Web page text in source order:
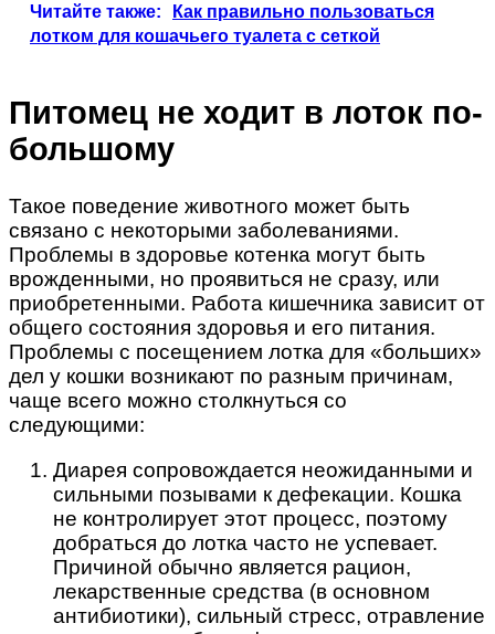
Читайте также:
Как правильно пользоваться
лотком для кошачьего туалета с сеткой
Питомец не ходит в лоток по-
большому
Такое поведение животного может быть
связано с некоторыми заболеваниями.
Проблемы в здоровье котенка могут быть
врожденными, но проявиться не сразу, или
приобретенными. Работа кишечника зависит от
общего состояния здоровья и его питания.
Проблемы с посещением лотка для «больших»
дел у кошки возникают по разным причинам,
чаще всего можно столкнуться со
следующими:
Диарея сопровождается неожиданными и
сильными позывами к дефекации. Кошка
не контролирует этот процесс, поэтому
добраться до лотка часто не успевает.
Причиной обычно является рацион,
лекарственные средства (в основном
антибиотики), сильный стресс, отравление